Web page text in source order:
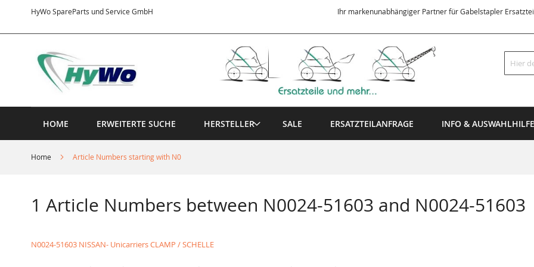
HyWo SpareParts und Service GmbH
Inhalt
Ihr markenunabhängiger Partner für Gabelstapler
Suche
HOME ERWEITERTE SUCHE HERSTELLER SALE ERSATZTEILANFRAGE INFO & AUSWAHLHILFE
Home Article Numbers starting with N0
1 Article Numbers between N0024-51603 and N0024-51603
N0024-51603 NISSAN- Unicarriers CLAMP / SCHELLE